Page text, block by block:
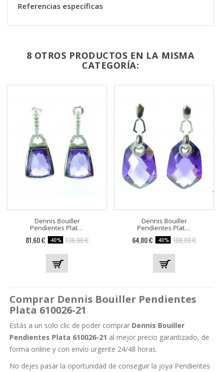
Referencias específicas
8 OTROS PRODUCTOS EN LA MISMA
CATEGORÍA:
Dennis Bouiller
Pendientes Plata 610026-50
Precio
81,60 € Precio
base
-40% 136,00 €
Dennis Bouiller
Pendientes Plata 610026-20
Precio
64,80 € Precio
base
-40% 108,00 €
Comprar Dennis Bouiller Pendientes
Plata 610026-21
Estás a un solo clic de poder comprar Dennis Bouiller
Pendientes Plata 610026-21 al mejor precio garantizado, de
forma online y con envío urgente 24/48 horas.
No dejes pasar la oportunidad de conseguir la joya Pendientes